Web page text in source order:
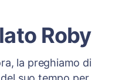
Roby
la preghiamo di